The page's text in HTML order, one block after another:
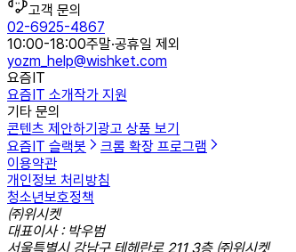
고객 문의
02-6925-4867
10:00-18:00주말·공휴일 제외
yozm_help@wishket.com
요즘IT
요즘IT 소개작가 지원
기타 문의
콘텐츠 제안하기광고 상품 보기
요즘IT 슬랙봇
크롬 확장 프로그램
이용약관
개인정보 처리방침
청소년보호정책
㈜위시켓
대표이사 : 박우범
서울특별시 강남구 테헤란로 211 3층 ㈜위시켓